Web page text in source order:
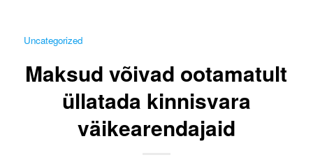
Uncategorized
Maksud võivad ootamatult
üllatada kinnisvara
väikearendajaid